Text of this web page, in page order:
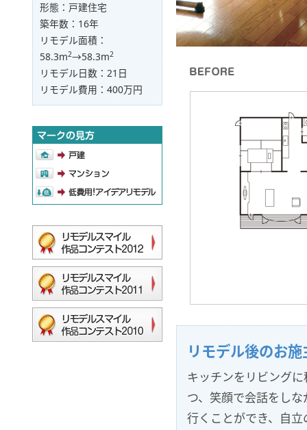
形態：戸建住宅
築年数：16年
リモデル面積：
58.3m2→58.3m2
リモデル日数：21日
リモデル費用：400万円
リモデル後のお
キッチンをリビング
つ、笑顔で会話をし
行くことができ、自